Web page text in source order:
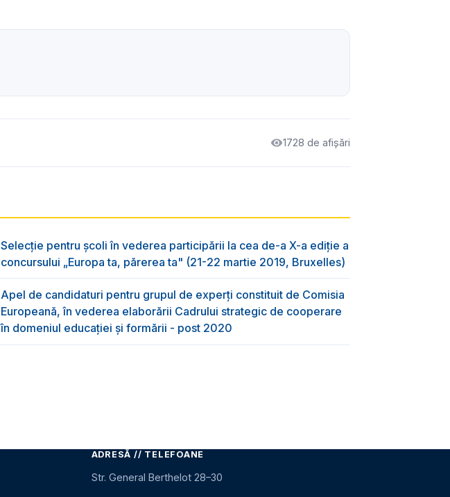
1728 de afișări
Selecție pentru școli în vederea participării la cea de-a X-a ediție a
concursului „Europa ta, părerea ta" (21-22 martie 2019, Bruxelles)
Apel de candidaturi pentru grupul de experți constituit de Comisia
Europeană, în vederea elaborării Cadrului strategic de cooperare
în domeniul educației și formării - post 2020
ADRESĂ // TELEFOANE
Str. General Berthelot 28–30